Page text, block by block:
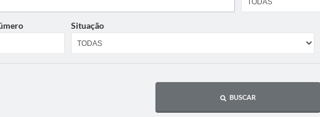
Situação
BUSCAR